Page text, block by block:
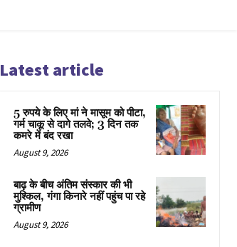
Latest article
5 रुपये के लिए मां ने मासूम को पीटा,
गर्म चाकू से दागे तलवे; 3 दिन तक
कमरे में बंद रखा
August 9, 2026
बाढ़ के बीच अंतिम संस्कार की भी
मुश्किल, गंगा किनारे नहीं पहुंच पा रहे
ग्रामीण
August 9, 2026